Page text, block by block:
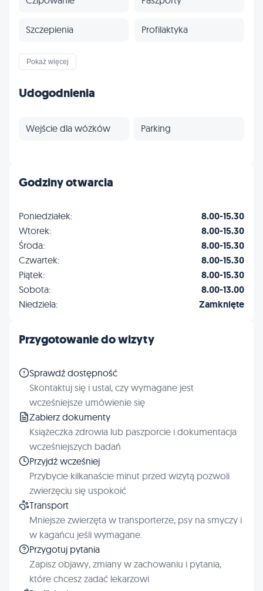
Szczepienia Profilaktyka
Inne
Pokaż więcej
Udogodnienia
Wejście dla wózków Parking
Godziny otwarcia
Poniedziałek: 8.00-15.30
Wtorek: 8.00-15.30
Środa: 8.00-15.30
Czwartek: 8.00-15.30
Piątek: 8.00-15.30
Sobota: 8.00-13.00
Niedziela: Zamknięte
Przygotowanie do wizyty
Sprawdź dostępność
Skontaktuj się i ustal, czy wymagane jest
wcześniejsze umówienie się
Zabierz dokumenty
Książeczka zdrowia lub paszporcie i dokumentacja
wcześniejszych badań
Przyjdź wcześniej
Przybycie kilkanaście minut przed wizytą pozwoli
zwierzęciu się uspokoić
Transport
Mniejsze zwierzęta w transporterze, psy na smyczy i
w kagańcu jeśli wymagane.
Przygotuj pytania
Zapisz objawy, zmiany w zachowaniu i pytania,
które chcesz zadać lekarzowi